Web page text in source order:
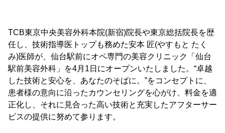
TCB東京中央美容外科本院(新宿)院長や東京総括院長を歴
任し、技術指導医トップも務めた安本 匠(やすもと たく
み)医師が、仙台駅前にオペ専門の美容クリニック「仙台
駅前美容外科」を4月1日にオープンいたしました。“卓越
した技術と安心を、あなたのそばに。”をコンセプトに、
患者様の意向に沿ったカウンセリングを心がけ、料金を適
正化し、それに見合った高い技術と充実したアフターサー
ビスの提供に努めて参ります。